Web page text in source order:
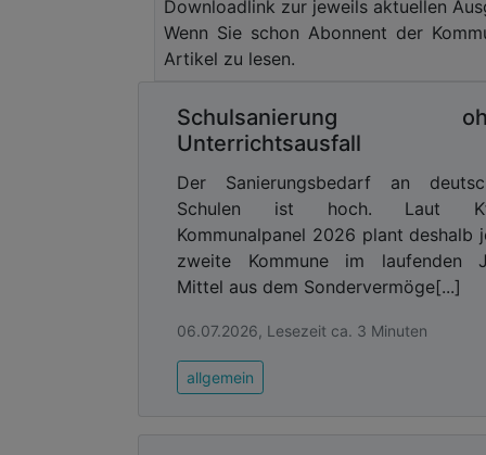
Die Software "rescueTablet" ist ein
die Fahrzeugführerinnen und
Anfahrt stehen relevante
Rettungsdatenblätter verunfallter
Straßensperrungen. Ziel ist es,
Advertising
Abonnieren Sie unseren
Ausgabe
Nach dem ersten Rollout mit zwölf
sind, folgt nun der nächste
jedem Stadtteil zwei iPads zur
Downloadlink zur jeweils aktuellen
Wenn Sie schon Abonnent der
Artikel zu lesen.
Schulsanierung
Unterrichtsausfall
Der Sanierungsbedarf an
Schulen ist hoch. Laut
Kommunalpanel 2026 plant deshalb
zweite Kommune im laufenden
Mittel aus dem Sondervermöge[...]
06.07.2026, Lesezeit ca. 3 Minuten
allgemein